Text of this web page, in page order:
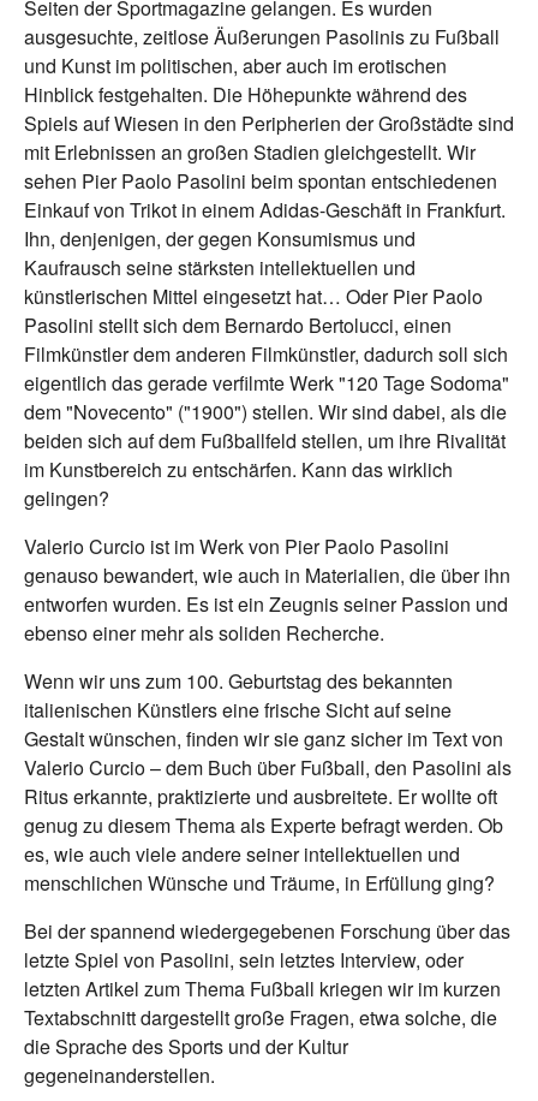
Seiten der Sportmagazine gelangen. Es wurden
ausgesuchte, zeitlose Äußerungen Pasolinis zu Fußball
und Kunst im politischen, aber auch im erotischen
Hinblick festgehalten. Die Höhepunkte während des
Spiels auf Wiesen in den Peripherien der Großstädte sind
mit Erlebnissen an großen Stadien gleichgestellt. Wir
sehen Pier Paolo Pasolini beim spontan entschiedenen
Einkauf von Trikot in einem Adidas-Geschäft in Frankfurt.
Ihn, denjenigen, der gegen Konsumismus und
Kaufrausch seine stärksten intellektuellen und
künstlerischen Mittel eingesetzt hat… Oder Pier Paolo
Pasolini stellt sich dem Bernardo Bertolucci, einen
Filmkünstler dem anderen Filmkünstler, dadurch soll sich
eigentlich das gerade verfilmte Werk "120 Tage Sodoma"
dem "Novecento" ("1900") stellen. Wir sind dabei, als die
beiden sich auf dem Fußballfeld stellen, um ihre Rivalität
im Kunstbereich zu entschärfen. Kann das wirklich
gelingen?
Valerio Curcio ist im Werk von Pier Paolo Pasolini
genauso bewandert, wie auch in Materialien, die über ihn
entworfen wurden. Es ist ein Zeugnis seiner Passion und
ebenso einer mehr als soliden Recherche.
Wenn wir uns zum 100. Geburtstag des bekannten
italienischen Künstlers eine frische Sicht auf seine
Gestalt wünschen, finden wir sie ganz sicher im Text von
Valerio Curcio – dem Buch über Fußball, den Pasolini als
Ritus erkannte, praktizierte und ausbreitete. Er wollte oft
genug zu diesem Thema als Experte befragt werden. Ob
es, wie auch viele andere seiner intellektuellen und
menschlichen Wünsche und Träume, in Erfüllung ging?
Bei der spannend wiedergegebenen Forschung über das
letzte Spiel von Pasolini, sein letztes Interview, oder
letzten Artikel zum Thema Fußball kriegen wir im kurzen
Textabschnitt dargestellt große Fragen, etwa solche, die
die Sprache des Sports und der Kultur
gegeneinanderstellen.